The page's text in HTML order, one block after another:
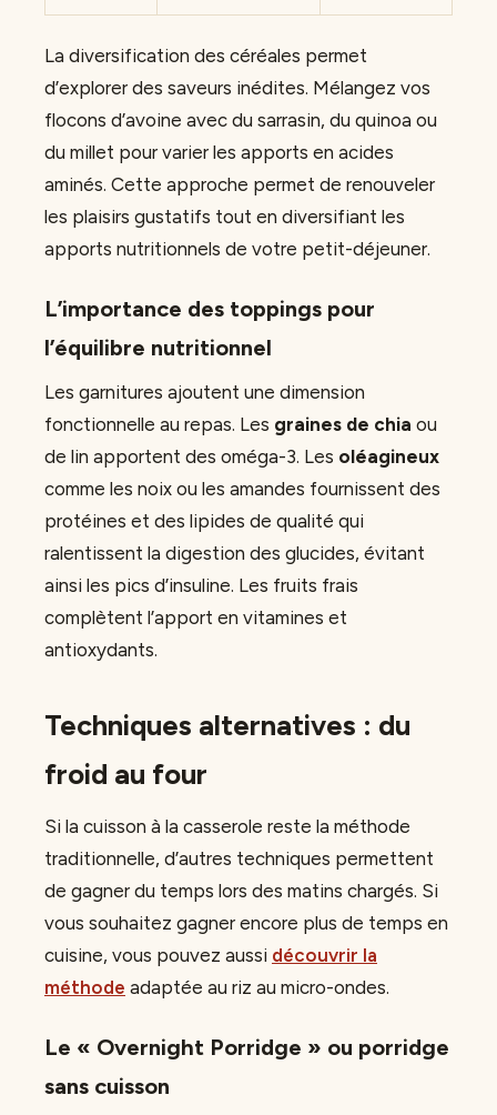
La diversification des céréales permet
d’explorer des saveurs inédites. Mélangez vos
flocons d’avoine avec du sarrasin, du quinoa ou
du millet pour varier les apports en acides
aminés. Cette approche permet de renouveler
les plaisirs gustatifs tout en diversifiant les
apports nutritionnels de votre petit-déjeuner.
L’importance des toppings pour
l’équilibre nutritionnel
Les garnitures ajoutent une dimension
fonctionnelle au repas. Les graines de chia ou
de lin apportent des oméga-3. Les oléagineux
comme les noix ou les amandes fournissent des
protéines et des lipides de qualité qui
ralentissent la digestion des glucides, évitant
ainsi les pics d’insuline. Les fruits frais
complètent l’apport en vitamines et
antioxydants.
Techniques alternatives : du
froid au four
Si la cuisson à la casserole reste la méthode
traditionnelle, d’autres techniques permettent
de gagner du temps lors des matins chargés. Si
vous souhaitez gagner encore plus de temps en
cuisine, vous pouvez aussi découvrir la
méthode adaptée au riz au micro-ondes.
Le « Overnight Porridge » ou porridge
sans cuisson